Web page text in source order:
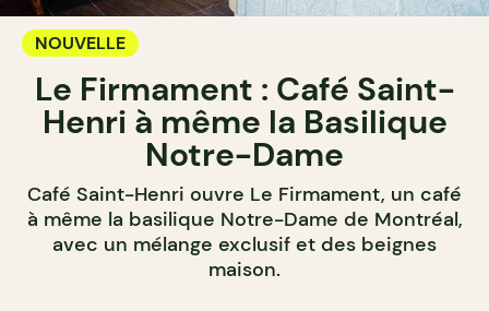
NOUVELLE
Le Firmament : Café Saint-
Henri à même la Basilique
Notre-Dame
Café Saint-Henri ouvre Le Firmament, un café
à même la basilique Notre-Dame de Montréal,
avec un mélange exclusif et des beignes
maison.